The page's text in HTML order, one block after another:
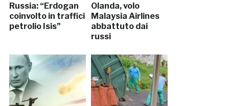
Russia: “Erdogan
coinvolto in traffici
petrolio Isis”
Olanda, volo
Malaysia Airlines
abbattuto dai
russi